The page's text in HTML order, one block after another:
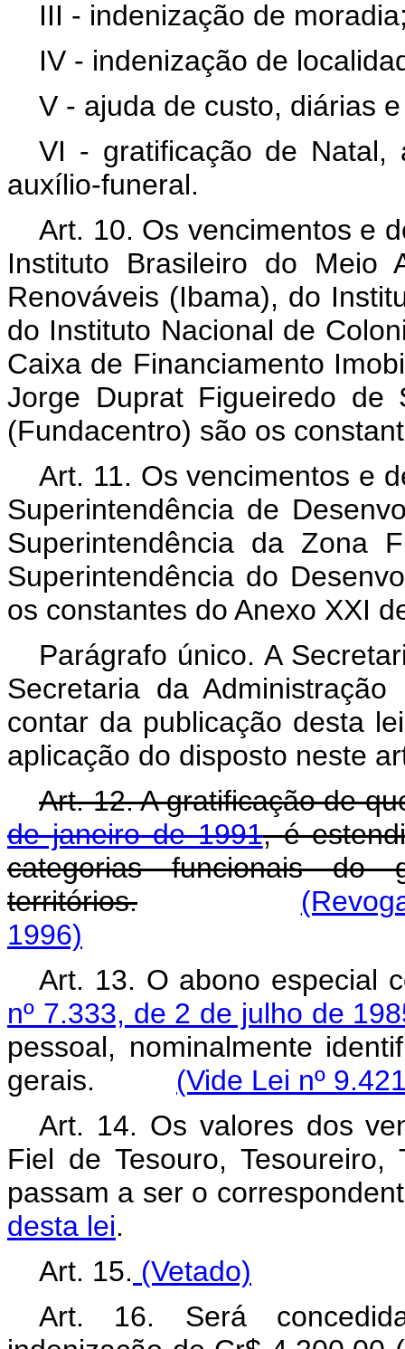
III - indenização de
IV - indenização de
V - ajuda de custo, diárias
VI - gratificação de Natal,
auxílio-funeral.
Art. 10. Os vencimentos e
Instituto Brasileiro do Meio
Renováveis (Ibama), do
do Instituto Nacional de
Caixa de Financiamento
Jorge Duprat Figueiredo de
(Fundacentro) são os
Art. 11. Os vencimentos e
Superintendência de
Superintendência da Zona
Superintendência do
os constantes do Anexo XXI
Parágrafo único. A
Secretaria da
contar da publicação desta
aplicação do disposto neste
Art. 12. A gratificação de
de janeiro de 1991, é
categorias funcionais do
territórios.
1996)
Art. 13. O abono especial
nº 7.333, de 2 de julho de
pessoal, nominalmente
gerais. (Vide Lei nº
Art. 14. Os valores dos
Fiel de Tesouro,
passam a ser o
desta lei.
Art. 15. (Vetado)
Art. 16. Será